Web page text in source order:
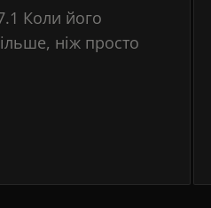
Коли його
ніж просто